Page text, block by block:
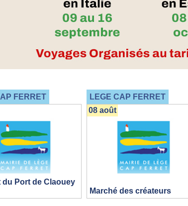
FERRET
du Port de Claouey
LEGE CAP FERRET
Marché des créateurs
08 août